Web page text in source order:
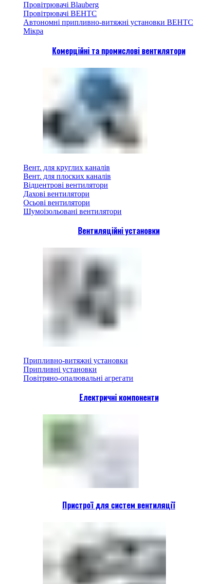
Провітрювачі Blauberg
Провітрювачі ВЕНТС
Автономні припливно-витяжні установки ВЕНТС
Мікра
Комерційні та промислові вентилятори
Вент. для круглих каналів
Вент. для плоских каналів
Відцентрові вентилятори
Дахові вентилятори
Осьові вентилятори
Шумоізольовані вентилятори
Вентиляційні установки
Припливно-витяжні установки
Припливні установки
Повітряно-опалювальні агрегати
Електричні компоненти
Пристрої для систем вентиляції